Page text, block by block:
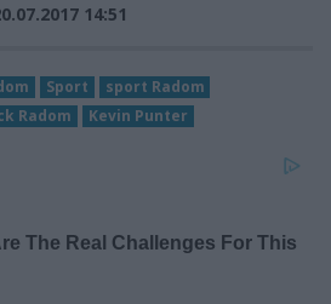
14:51
Sport
sport Radom
Radom Kevin Punter